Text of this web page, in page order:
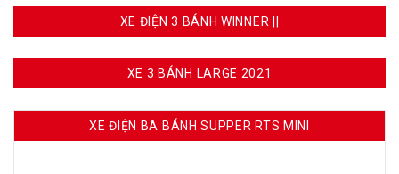
XE ĐIỆN 3 BÁNH WINNER ||
XE 3 BÁNH LARGE 2021
XE ĐIỆN BA BÁNH SUPPER RTS MINI